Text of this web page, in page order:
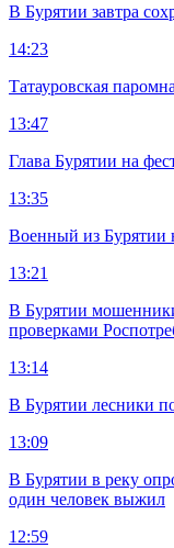
В Бурятии завтра
14:23
Татауровская
13:47
Глава Бурятии на
13:35
Военный из Бурятии
13:21
В Бурятии
проверками
13:14
В Бурятии лесники
13:09
В Бурятии в реку
один человек выжил
12:59